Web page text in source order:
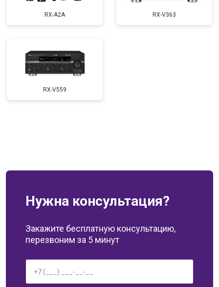
RX-A2A RX-V363
RX-V559
Нужна консультация?
Закажите бесплатную консультацию,
перезвоним за 5 минут